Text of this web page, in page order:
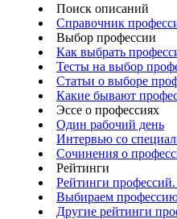
Поиск описаний
Справочник
Выбор профессии
Как выбрать
Тесты на выбор
Статьи о выборе
Какие бывают
Эссе о профессиях
Один рабочий день
Интервью со
Сочинения о
Рейтинги
Рейтинги
Выбираем
Другие рейтинги